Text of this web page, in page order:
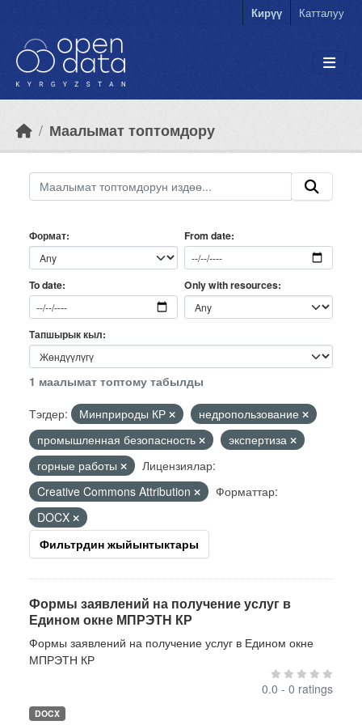
Кирүү Катталуу
Маалымат топтомдору
Формат From date
To date Only with resources
Тапшырык кыл
1 маалымат топтому табылды
Тэгдер:
Минприроды КР
недропользование
промышленная безопасность
экспертиза
горные работы
Лицензиялар:
Creative Commons Attribution
Форматтар:
DOCX
Фильтрдин жыйынтыктары
Формы заявлений на получение услуг в
Едином окне МПРЭТН КР
Формы заявлений на получение услуг в Едином окне
МПРЭТН КР
0.0 - 0 ratings
DOCX